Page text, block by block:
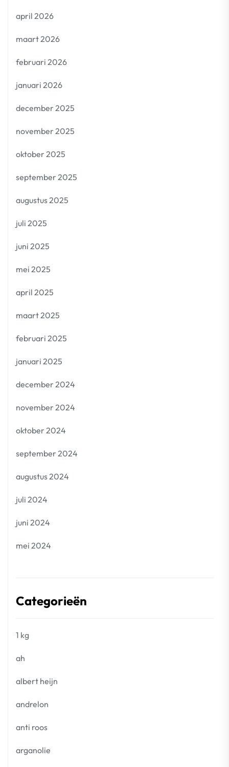
april 2026
maart 2026
februari 2026
januari 2026
december 2025
november 2025
oktober 2025
september 2025
augustus 2025
juli 2025
juni 2025
mei 2025
april 2025
maart 2025
februari 2025
januari 2025
december 2024
november 2024
oktober 2024
september 2024
augustus 2024
juli 2024
juni 2024
mei 2024
Categorieën
1 kg
ah
albert heijn
andrelon
anti roos
arganolie